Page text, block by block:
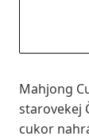
Mahjong
starovekej
cukor